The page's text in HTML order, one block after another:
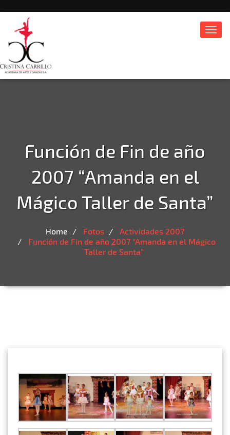
Función de Fin de año
2007 “Amanda en el
Mágico Taller de Santa”
Home Fotos
Actividades 2007
Función de Fin de año 2007 “Amanda en el Mágico
Taller de Santa”